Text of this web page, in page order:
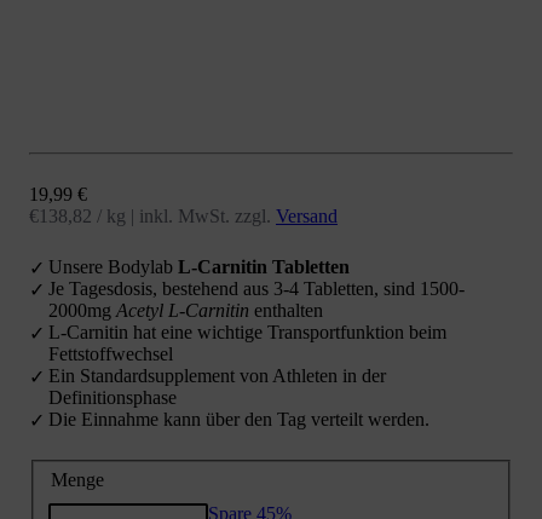
Angebot
19,99 €
€138,82 / kg | inkl. MwSt. zzgl. Versand
Unsere Bodylab L-Carnitin Tabletten
Je Tagesdosis, bestehend aus 3-4 Tabletten, sind 1500-
2000mg Acetyl L-Carnitin enthalten
L-Carnitin hat eine wichtige Transportfunktion beim
Fettstoffwechsel
Ein Standardsupplement von Athleten in der
Definitionsphase
Die Einnahme kann über den Tag verteilt werden.
Menge
Spare 45%